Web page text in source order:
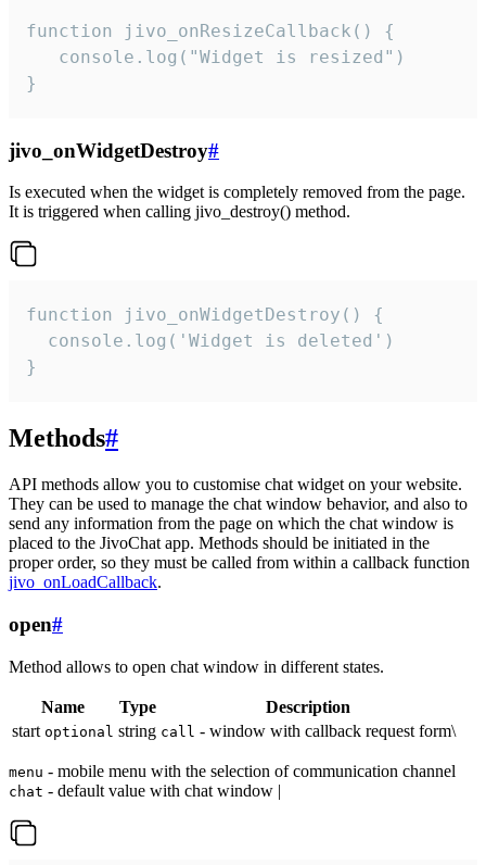
function jivo_onResizeCallback() {
   console.log("Widget is resized")
}
jivo_onWidgetDestroy#
Is executed when the widget is completely removed from the page.
It is triggered when calling jivo_destroy() method.
function jivo_onWidgetDestroy() {
  console.log('Widget is deleted')
}
Methods#
API methods allow you to customise chat widget on your website.
They can be used to manage the chat window behavior, and also to
send any information from the page on which the chat window is
placed to the JivoChat app. Methods should be initiated in the
proper order, so they must be called from within a callback function
jivo_onLoadCallback.
open#
Method allows to open chat window in different states.
Name Type
Description
start optional string call - window with callback request form\
menu - mobile menu with the selection of communication channel
chat - default value with chat window |